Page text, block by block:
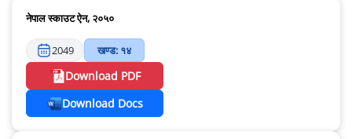
नेपाल स्काउट ऐन, २०५०
2049 खण्ड: १४
Download PDF
Download Docs